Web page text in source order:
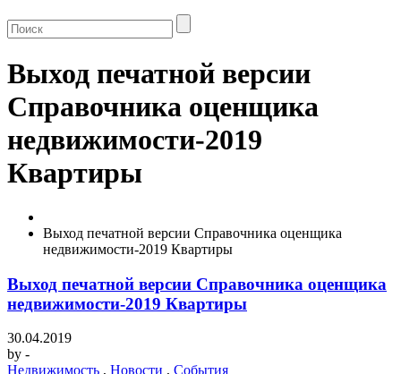
Выход печатной версии
Справочника оценщика
недвижимости-2019
Квартиры
Выход печатной версии Справочника оценщика
недвижимости-2019 Квартиры
Выход печатной версии Справочника оценщика
недвижимости-2019 Квартиры
30.04.2019
by -
Недвижимость , Новости , События